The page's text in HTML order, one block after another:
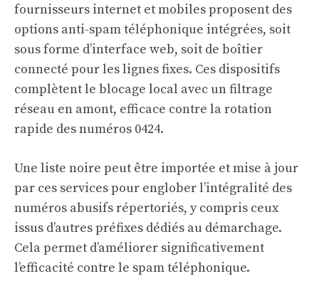
fournisseurs internet et mobiles proposent des
options anti-spam téléphonique intégrées, soit
sous forme d’interface web, soit de boîtier
connecté pour les lignes fixes. Ces dispositifs
complètent le blocage local avec un filtrage
réseau en amont, efficace contre la rotation
rapide des numéros 0424.
Une liste noire peut être importée et mise à jour
par ces services pour englober l’intégralité des
numéros abusifs répertoriés, y compris ceux
issus d’autres préfixes dédiés au démarchage.
Cela permet d’améliorer significativement
l’efficacité contre le spam téléphonique.